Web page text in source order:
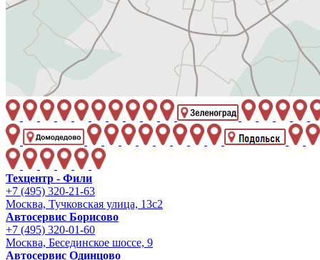
Техцентр - Фили
+7 (495) 320-21-63
Москва, Тучковская улица, 13с2
Автосервис Борисово
+7 (495) 320-01-60
Москва, Бесединское шоссе, 9
Автосервис Одинцово